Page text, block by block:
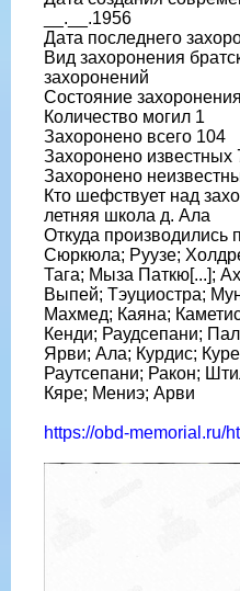
__.__.1956
Дата последнего
Вид захоронения
захоронений
Состояние
Количество могил 1
Захоронено всего 104
Захоронено известных
Захоронено
Кто шефствует над
летняя школа д. Ала
Откуда производились
Сюркюла; Руузе;
Тага; Мыза Паткю[...];
Выпей; Тэуциостра;
Махмед; Каяна;
Кенди; Раудсепани;
Ярви; Ала; Курдис;
Раутсепани; Ракон;
Кяре; Мениэ; Арви
https://obd-memorial.ru/